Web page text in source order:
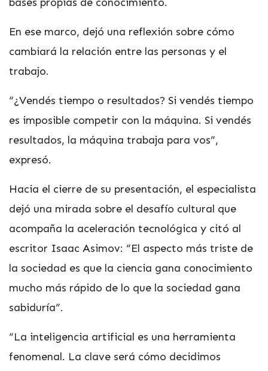
En ese marco, dejó una reflexión sobre cómo
cambiará la relación entre las personas y el
trabajo.
“¿Vendés tiempo o resultados? Si vendés tiempo
es imposible competir con la máquina. Si vendés
resultados, la máquina trabaja para vos”,
expresó.
Hacia el cierre de su presentación, el especialista
dejó una mirada sobre el desafío cultural que
acompaña la aceleración tecnológica y citó al
escritor Isaac Asimov: “El aspecto más triste de
la sociedad es que la ciencia gana conocimiento
mucho más rápido de lo que la sociedad gana
sabiduría”.
“La inteligencia artificial es una herramienta
fenomenal. La clave será cómo decidimos